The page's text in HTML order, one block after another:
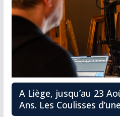
A Liège, jusqu’au 23
Ans. Les Coulisses